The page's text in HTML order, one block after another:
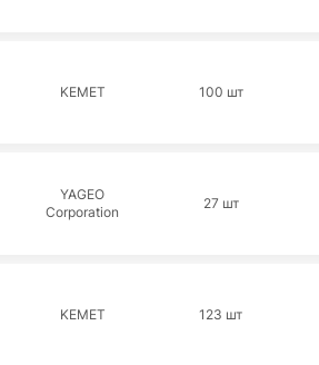
KEMET 100 шт
YAGEO
Corporation
27 шт
KEMET 123 шт